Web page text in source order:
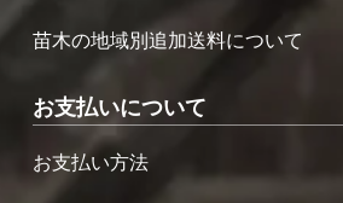
苗木の地域別追加送料について
お支払いについて
お支払い方法